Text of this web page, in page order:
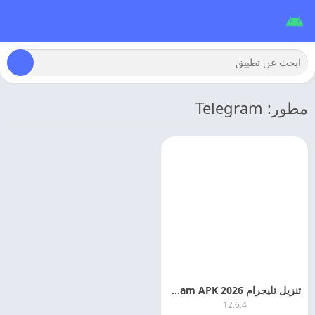
مطور: Telegram
تنزيل تليجرام 2026 Telegram APK للاندرويد
12.6.4